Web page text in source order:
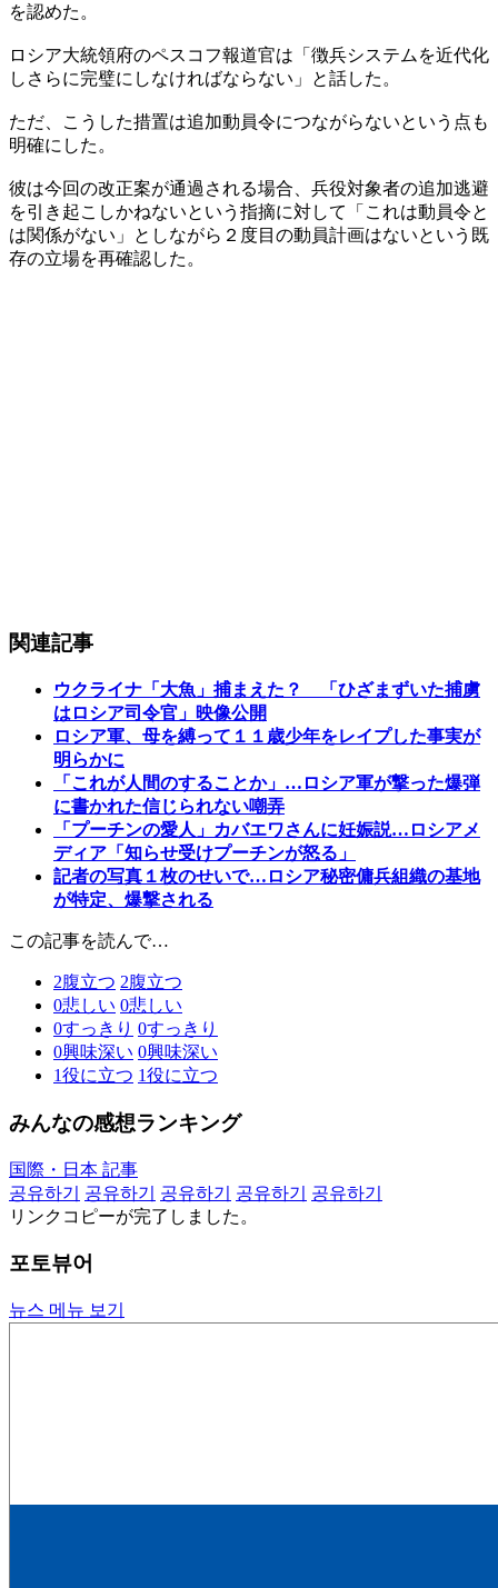
を認めた。
ロシア大統領府のペスコフ報道官は「徴兵システムを近代化
しさらに完璧にしなければならない」と話した。
ただ、こうした措置は追加動員令につながらないという点も
明確にした。
彼は今回の改正案が通過される場合、兵役対象者の追加逃避
を引き起こしかねないという指摘に対して「これは動員令と
は関係がない」としながら２度目の動員計画はないという既
存の立場を再確認した。
関連記事
ウクライナ「大魚」捕まえた？ 「ひざまずいた捕虜
はロシア司令官」映像公開
ロシア軍、母を縛って１１歳少年をレイプした事実が
明らかに
「これが人間のすることか」…ロシア軍が撃った爆弾
に書かれた信じられない嘲弄
「プーチンの愛人」カバエワさんに妊娠説…ロシアメ
ディア「知らせ受けプーチンが怒る」
記者の写真１枚のせいで…ロシア秘密傭兵組織の基地
が特定、爆撃される
この記事を読んで…
2腹立つ 2腹立つ
0悲しい 0悲しい
0すっきり 0すっきり
0興味深い 0興味深い
1役に立つ 1役に立つ
みんなの感想ランキング
国際・日本 記事
공유하기
공유하기 공유하기 공유하기
공유하기
リンクコピーが完了しました。
포토뷰어
뉴스 메뉴 보기